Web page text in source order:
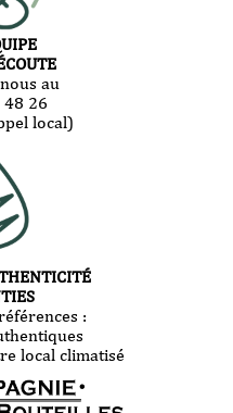
au
48 26
local)
:
local climatisé